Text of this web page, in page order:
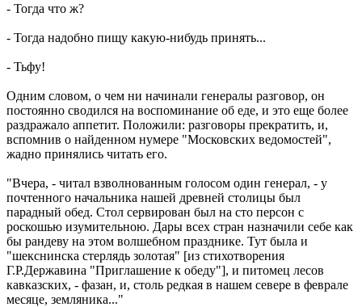
- Тогда что ж?
- Тогда надобно пищу какую-нибудь принять...
- Тьфу!
Одним словом, о чем ни начинали генералы разговор, он
постоянно сводился на воспоминание об еде, и это еще более
раздражало аппетит. Положили: разговоры прекратить, и,
вспомнив о найденном нумере "Московских ведомостей",
жадно принялись читать его.
"Вчера, - читал взволнованным голосом один генерал, - у
почтенного начальника нашей древней столицы был
парадный обед. Стол сервирован был на сто персон с
роскошью изумительною. Дары всех стран назначили себе как
бы рандеву на этом волшебном празднике. Тут была и
"шекснинска стерлядь золотая" [из стихотворения
Г.Р.Державина "Приглашение к обеду"], и питомец лесов
кавказских, - фазан, и, столь редкая в нашем севере в феврале
месяце, земляника..."